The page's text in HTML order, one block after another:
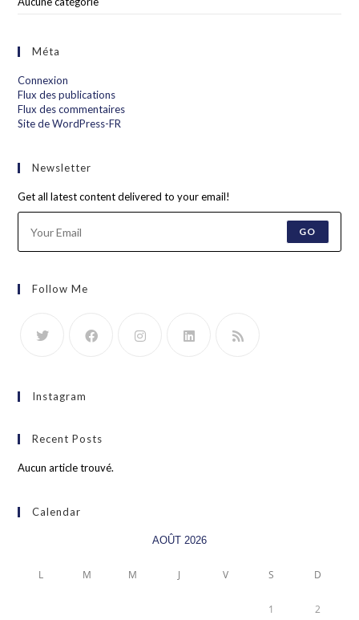
Méta
Connexion
Flux des publications
Flux des commentaires
Site de WordPress-FR
Newsletter
Get all latest content delivered to your email!
GO
Follow Me
Instagram
Recent Posts
Aucun article trouvé.
Calendar
AOÛT 2026
L M M J V S D
1 2